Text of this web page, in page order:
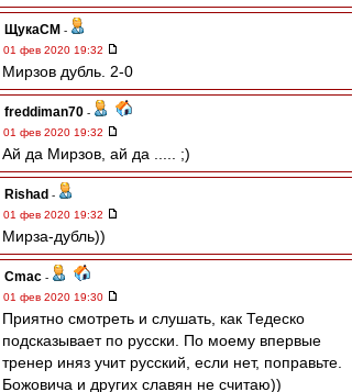
ЩукаСМ -
01 фев 2020 19:32
Мирзов дубль. 2-0
freddiman70 -
01 фев 2020 19:32
Ай да Мирзов, ай да ..... ;)
Rishad -
01 фев 2020 19:32
Мирза-дубль))
Cmac -
01 фев 2020 19:30
Приятно смотреть и слушать, как Тедеско
подсказывает по русски. По моему впервые
тренер иняз учит русский, если нет, поправьте.
Божовича и других славян не считаю))